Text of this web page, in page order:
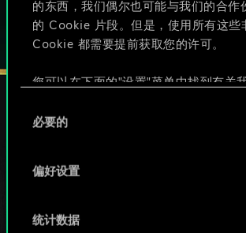
的东西，我们偶尔也可能与我们的合作
的 Cookie 片段。但是，使用所有这些
Cookie 都需要提前获取您的许可。
您可以在下面的"设置"菜单中找到有关
好。一旦您了解了其中的内容并准备好
必要的
偏好设置
统计数据